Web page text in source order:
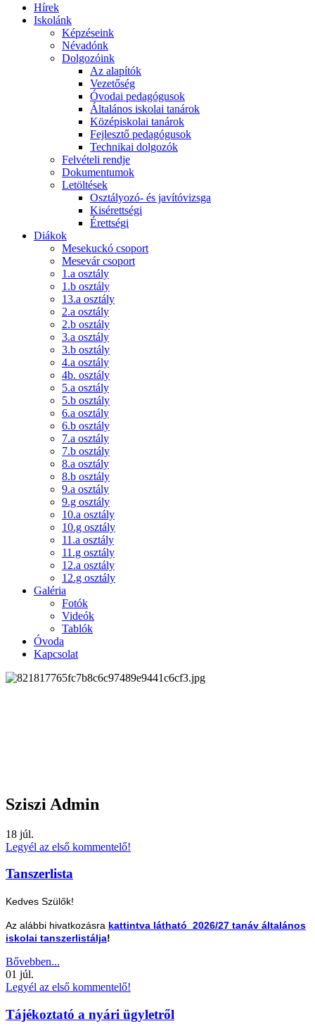
Hírek
Iskolánk
Képzéseink
Névadónk
Dolgozóink
Az alapítók
Vezetőség
Óvodai pedagógusok
Általános iskolai tanárok
Középiskolai tanárok
Fejlesztő pedagógusok
Technikai dolgozók
Felvételi rendje
Dokumentumok
Letöltések
Osztályozó- és javítóvizsga
Kisérettségi
Érettségi
Diákok
Mesekuckó csoport
Mesevár csoport
1.a osztály
1.b osztály
13.a osztály
2.a osztály
2.b osztály
3.a osztály
3.b osztály
4.a osztály
4b. osztály
5.a osztály
5.b osztály
6.a osztály
6.b osztály
7.a osztály
7.b osztály
8.a osztály
8.b osztály
9.a osztály
9.g osztály
10.a osztály
10.g osztály
11.a osztály
11.g osztály
12.a osztály
12.g osztály
Galéria
Fotók
Videók
Tablók
Óvoda
Kapcsolat
Sziszi Admin
18 júl.
Legyél az első kommentelő!
Tanszerlista
Kedves Szülők!
Az alábbi hivatkozásra kattintva látható 2026/27 tanáv általános
iskolai tanszerlistálja!
Bővebben...
01 júl.
Legyél az első kommentelő!
Tájékoztató a nyári ügyletről